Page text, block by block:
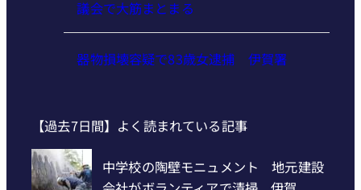
議会で大筋まとまる
器物損壊容疑で83歳女逮捕 伊賀署
【過去7日間】よく読まれている記事